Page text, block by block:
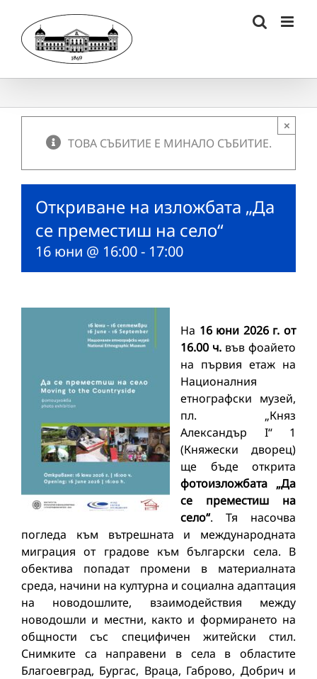
content
ТОВА СЪБИТИЕ Е МИНАЛО СЪБИТИЕ.
×
Откриване на изложбата „Да
се преместиш на село“
16 юни @ 16:00- 17:00
На 16 юни 2026 г. от
16.00 ч. във фоайето
на първия етаж на
Националния
етнографски музей,
пл. „Княз
Александър I“ 1
(Княжески дворец)
ще бъде открита
фотоизложбата „Да
се преместиш на
село“. Тя насочва
погледа към вътрешната и международната
миграция от градове към български села. В
обектива попадат промени в материалната
среда, начини на културна и социална адаптация
на новодошлите, взаимодействия между
новодошли и местни, както и формирането на
общности със специфичен житейски стил.
Снимките са направени в села в областите
Благоевград, Бургас, Враца, Габрово, Добрич и